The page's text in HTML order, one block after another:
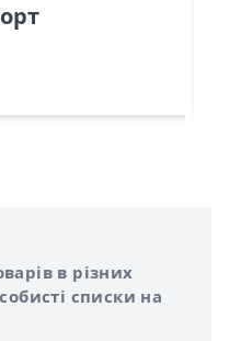
в різних
списки на